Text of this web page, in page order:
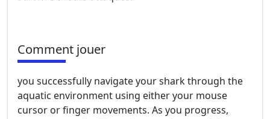
Comment jouer
you successfully navigate your shark through the
aquatic environment using either your mouse
cursor or finger movements. As you progress,